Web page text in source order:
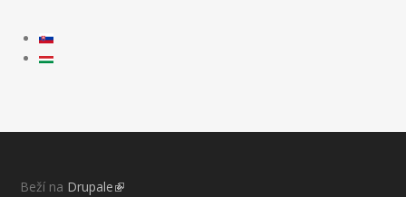
Beží na Drupale(link is external)